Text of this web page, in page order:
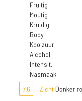
Fruitig
Moutig
Kruidig
Body
Koolzuur
Alcohol
Intensit.
Nasmaak
7,6
Zicht Donker